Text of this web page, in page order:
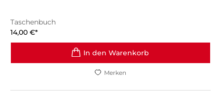
Taschenbuch
14,00 €*
In den Warenkorb
Merken